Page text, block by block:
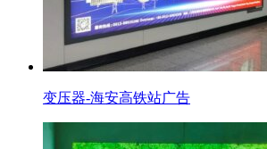
变压器-海安高铁站广告